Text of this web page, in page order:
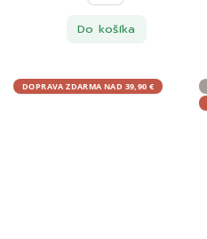
Do košíka
DOPRAVA ZDARMA NAD 39,90 €